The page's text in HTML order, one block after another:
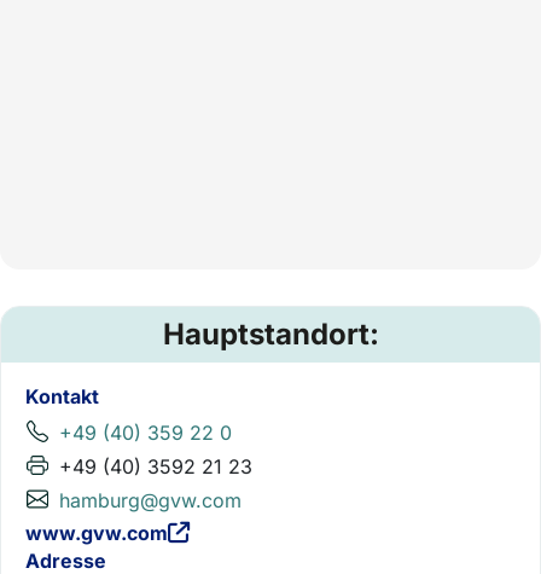
Hauptstandort:
Kontakt
+49 (40) 359 22 0
+49 (40) 3592 21 23
hamburg@gvw.com
www.gvw.com
Adresse